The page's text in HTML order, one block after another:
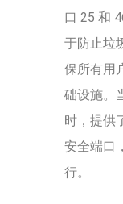
口 25 和
于防止垃
保所有用
础设施。
时，提供
安全端口
行。